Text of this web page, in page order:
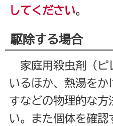
してください。
駆除する場合
家庭用殺虫剤（ピ
いるほか、熱湯を
すなどの物理的な方
い。また個体を確認